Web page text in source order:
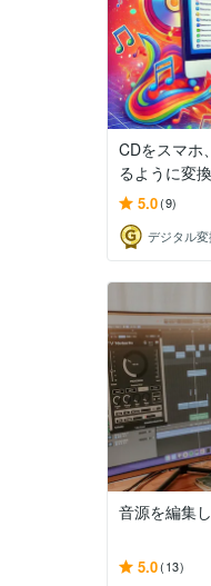
CDをスマホ
るように変
5.0(9)
デジタル
音源を編集
5.0(13)